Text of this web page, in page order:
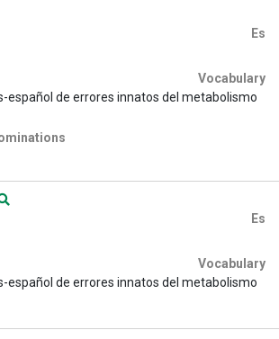
Es
Vocabulary
español de errores innatos del metabolismo
Es
Vocabulary
español de errores innatos del metabolismo